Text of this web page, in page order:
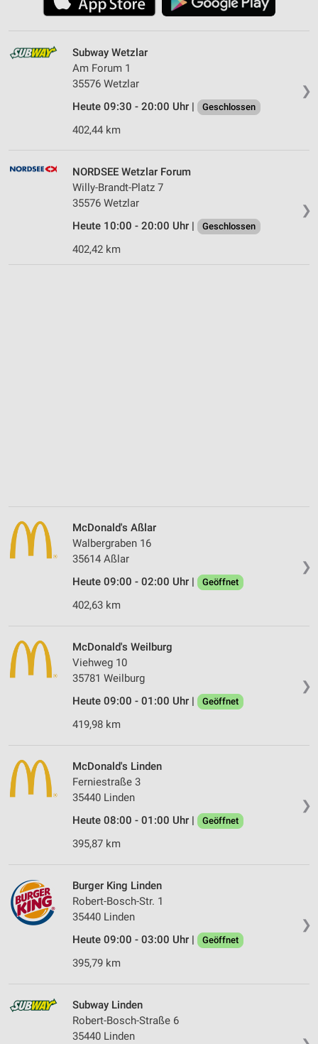
❯
Subway Wetzlar
Am Forum 1
35576 Wetzlar
Heute 09:30 - 20:00 Uhr |
Geschlossen
402,44 km
❯
NORDSEE Wetzlar Forum
Willy-Brandt-Platz 7
35576 Wetzlar
Heute 10:00 - 20:00 Uhr |
Geschlossen
402,42 km
❯
McDonald's Aßlar
Walbergraben 16
35614 Aßlar
Heute 09:00 - 02:00 Uhr |
Geöffnet
402,63 km
❯
McDonald's Weilburg
Viehweg 10
35781 Weilburg
Heute 09:00 - 01:00 Uhr |
Geöffnet
419,98 km
❯
McDonald's Linden
Ferniestraße 3
35440 Linden
Heute 08:00 - 01:00 Uhr |
Geöffnet
395,87 km
❯
Burger King Linden
Robert-Bosch-Str. 1
35440 Linden
Heute 09:00 - 03:00 Uhr |
Geöffnet
395,79 km
Subway Linden
Robert-Bosch-Straße 6
35440 Linden